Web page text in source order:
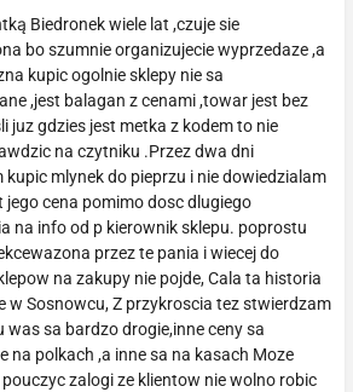
Biedronek wiele lat ,czuje sie
bo szumnie organizujecie wyprzedaze ,a
kupic ogolnie sklepy nie sa
,jest balagan z cenami ,towar jest bez
juz gdzies jest metka z kodem to nie
na czytniku .Przez dwa dni
kupic mlynek do pieprzu i nie dowiedzialam
jego cena pomimo dosc dlugiego
na info od p kierownik sklepu. poprostu
przez te pania i wiecej do
na zakupy nie pojde, Cala ta historia
w Sosnowcu, Z przykroscia tez stwierdzam
was sa bardzo drogie,inne ceny sa
na polkach ,a inne sa na kasach Moze
zalogi ze klientow nie wolno robic